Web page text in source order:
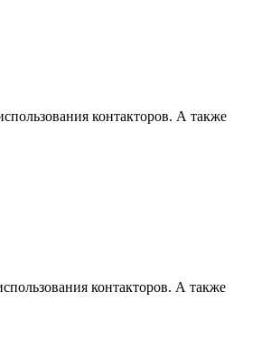
контакторов. А также
контакторов. А также